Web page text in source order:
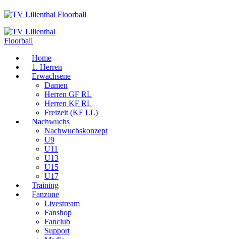
Home
1. Herren
Erwachsene
Damen
Herren GF RL
Herren KF RL
Freizeit (KF LL)
Nachwuchs
Nachwuchskonzept
U9
U11
U13
U15
U17
Training
Fanzone
Livestream
Fanshop
Fanclub
Support